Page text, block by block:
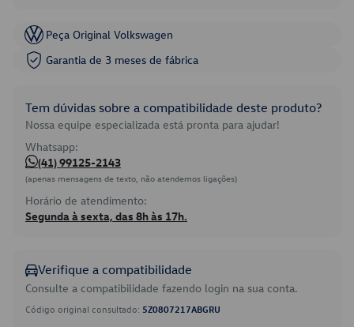
Peça Original Volkswagen
Garantia de 3 meses de fábrica
Tem dúvidas sobre a compatibilidade deste produto?
Nossa equipe especializada está pronta para ajudar!
Whatsapp:
(41) 99125-2143
(apenas mensagens de texto, não atendemos ligações)
Horário de atendimento:
Segunda à sexta, das 8h às 17h.
Verifique a compatibilidade
Consulte a compatibilidade fazendo login na sua conta.
Código original consultado: 5Z0807217ABGRU